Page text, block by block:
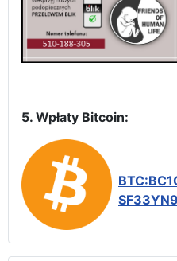
5. Wpłaty Bitcoin: